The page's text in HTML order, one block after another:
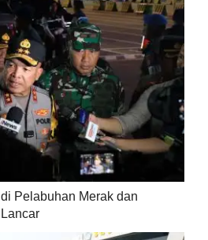
Pelabuhan Merak dan